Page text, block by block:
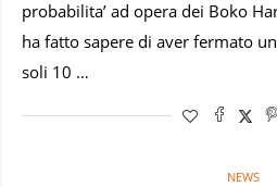
probabilita’ ad opera dei Boko
ha fatto sapere di aver fermato
soli 10 …
NEWS